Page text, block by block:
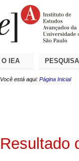
O IEA PESQUISA
Você está aqui: Página Inicial
Resultado